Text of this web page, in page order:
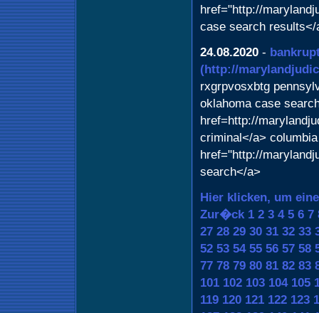
href="http://
case search results</
24.08.2020 -
(http://
rxgrpvosxbtg
oklahoma case
href=http://
criminal</a>
href="http://
search</a>
Hier klicken, um
Zur�ck 1 2 3 4 5 6 7
27 28 29 30 31 32 33
52 53 54 55 56 57 58
77 78 79 80 81 82 83
101 102 103 104 105
119 120 121 122 123